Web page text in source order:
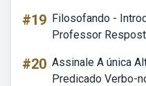
#19 Filosofando -
Professor
#20 Assinale A única
Predicado Verbo-